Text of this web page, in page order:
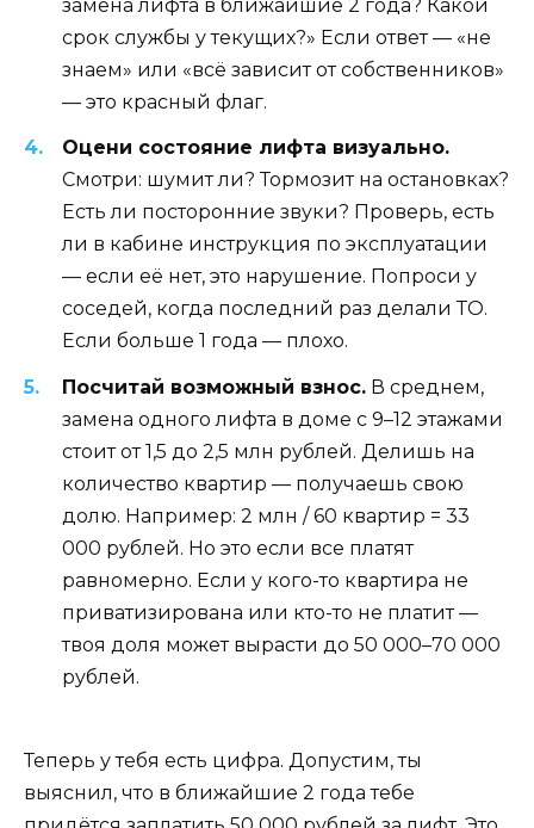
замена лифта в ближайшие 2 года? Какой
срок службы у текущих?» Если ответ — «не
знаем» или «всё зависит от собственников»
— это красный флаг.
Оцени состояние лифта визуально.
Смотри: шумит ли? Тормозит на остановках?
Есть ли посторонние звуки? Проверь, есть
ли в кабине инструкция по эксплуатации
— если её нет, это нарушение. Попроси у
соседей, когда последний раз делали ТО.
Если больше 1 года — плохо.
Посчитай возможный взнос. В среднем,
замена одного лифта в доме с 9–12 этажами
стоит от 1,5 до 2,5 млн рублей. Делишь на
количество квартир — получаешь свою
долю. Например: 2 млн / 60 квартир = 33
000 рублей. Но это если все платят
равномерно. Если у кого-то квартира не
приватизирована или кто-то не платит —
твоя доля может вырасти до 50 000–70 000
рублей.
Теперь у тебя есть цифра. Допустим, ты
выяснил, что в ближайшие 2 года тебе